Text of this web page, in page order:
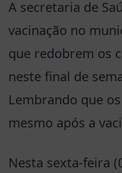
A secretaria de
vacinação no
que redobrem os
neste final de
Lembrando que
mesmo após a
Nesta sexta-feira